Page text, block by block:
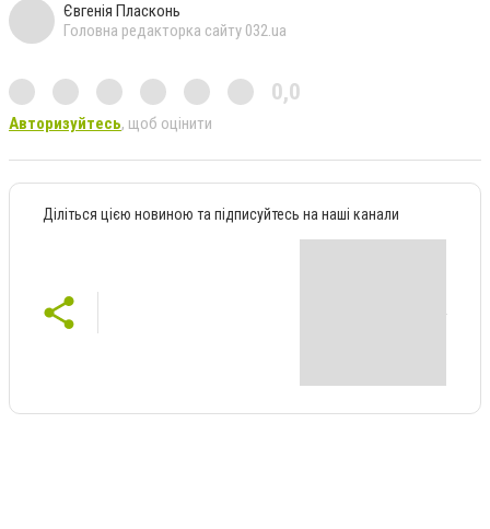
Євгенія Пласконь
Головна редакторка сайту 032.ua
0,0
Авторизуйтесь, щоб оцінити
Діліться цією новиною та підписуйтесь на наші канали